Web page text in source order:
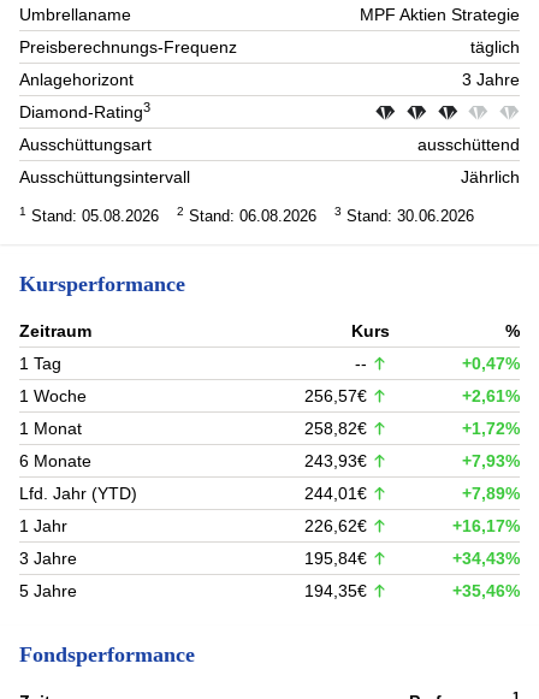
Umbrellaname
MPF Aktien Strategie
Preisberechnungs-Frequenz
täglich
Anlagehorizont
3 Jahre
Diamond-Rating3
Ausschüttungsart
ausschüttend
Ausschüttungsintervall
Jährlich
1 Stand: 05.08.2026 2 Stand: 06.08.2026 3 Stand: 30.06.2026
Kursperformance
Zeitraum Kurs
%
1 Tag
--
+0,47%
1 Woche
256,57€
+2,61%
1 Monat
258,82€
+1,72%
6 Monate
243,93€
+7,93%
Lfd. Jahr (YTD)
244,01€
+7,89%
1 Jahr
226,62€
+16,17%
3 Jahre
195,84€
+34,43%
5 Jahre
194,35€ +35,46%
Fondsperformance
1